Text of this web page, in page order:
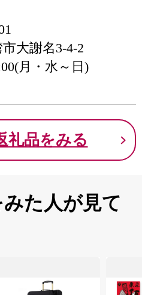
大謝名3-4-2
月・水～日)
礼品をみる
た人が見て